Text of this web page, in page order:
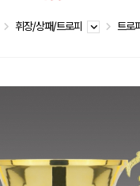
휘장/상패/트로피 트로